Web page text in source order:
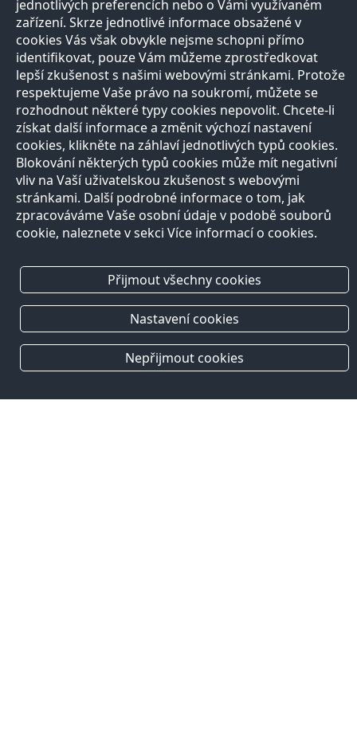
Přírodovědci
O projektu
Naši partneři
Razítková
samoobsluha
Autoři
Vědci
Výhody registrace
Učitelé
Registrace
Nabídka služeb
E-shop
Registrace
Otevírací doba
Vše o nákupu
Reklamační řád
Kontakt
Všechny
kontakty
Pro
Copyright © 2013, Prirodovedci.cz jsou komunikačním projektem
fakultyUK v Praze. VytvořiloAndweb s.r.o. Mapa stránek
jednotlivých preferencích nebo o Vámi využívaném
zařízení. Skrze jednotlivé informace obsažené v
cookies Vás však obvykle nejsme schopni přímo
identifikovat, pouze Vám můžeme zprostředkovat
lepší zkušenost s našimi webovými stránkami. Protože
respektujeme Vaše právo na soukromí, můžete se
rozhodnout některé typy cookies nepovolit. Chcete-li
získat další informace a změnit výchozí nastavení
cookies, klikněte na záhlaví jednotlivých typů cookies.
Blokování některých typů cookies může mít negativní
vliv na Vaší uživatelskou zkušenost s webovými
stránkami. Další podrobné informace o tom, jak
zpracováváme Vaše osobní údaje v podobě souborů
cookie, naleznete v sekci Více informací o cookies.
Přijmout všechny cookies
Nastavení cookies
Nepřijmout cookies